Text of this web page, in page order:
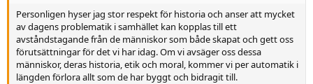
Personligen hyser jag stor respekt för historia och anser att mycket
av dagens problematik i samhället kan kopplas till ett
avståndstagande från de människor som både skapat och gett oss
förutsättningar för det vi har idag. Om vi avsäger oss dessa
människor, deras historia, etik och moral, kommer vi per automatik i
längden förlora allt som de har byggt och bidragit till.